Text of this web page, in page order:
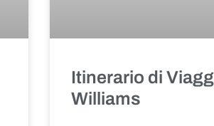
Itinerario di
Williams